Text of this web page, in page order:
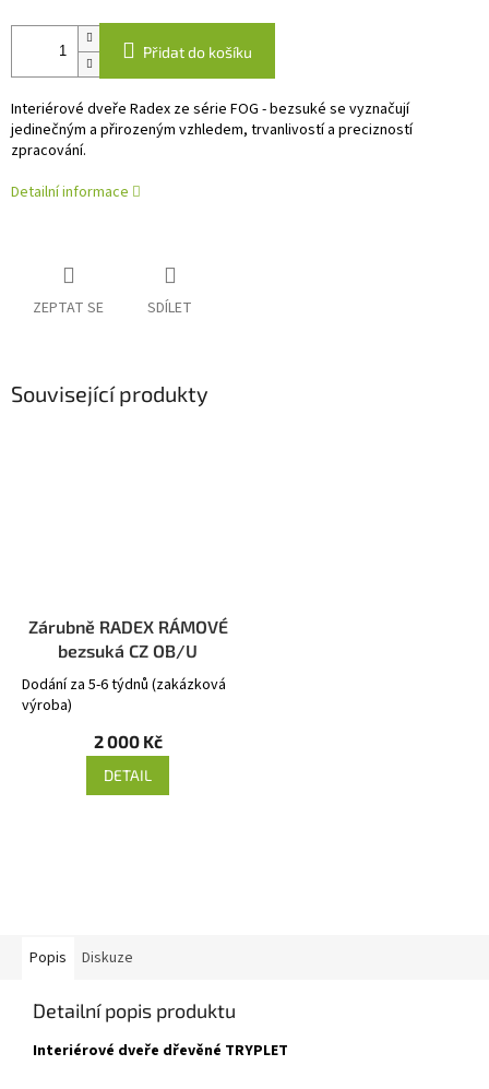
Přidat do košíku
Interiérové dveře Radex ze série FOG - bezsuké se vyznačují
jedinečným a přirozeným vzhledem, trvanlivostí a precizností
zpracování.
Detailní informace
ZEPTAT SE SDÍLET
Související produkty
Zárubně RADEX RÁMOVÉ
bezsuká CZ OB/U
Dodání za 5-6 týdnů (zakázková
výroba)
2 000 Kč
DETAIL
Popis Diskuze
Detailní popis produktu
Interiérové dveře dřevěné TRYPLET